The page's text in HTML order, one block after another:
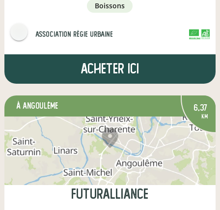
boissons
Association Régie Urbaine CERTIFIÉ PAR FR-BIO-01
AGRICULTURE FRANCE
Acheter ici
à Angoulême 6,37
km
Futuralliance